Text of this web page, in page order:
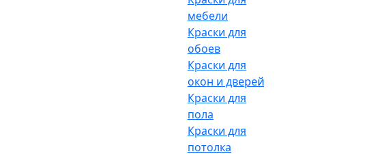
мебели
Краски для
обоев
Краски для
окон и дверей
Краски для
пола
Краски для
потолка